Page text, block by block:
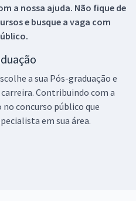
a nossa ajuda. Não fique de
e busque a vaga com
a sua Pós-graduação e
Contribuindo com a
concurso público que
em sua área.